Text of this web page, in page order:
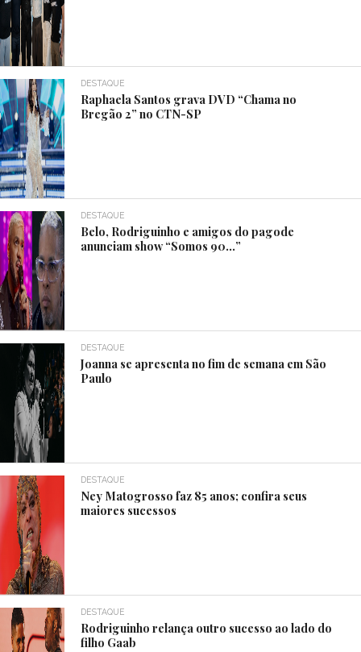
DESTAQUE
Raphaela Santos grava DVD “Chama no
Bregão 2” no CTN-SP
DESTAQUE
Belo, Rodriguinho e amigos do pagode
anunciam show “Somos 90…”
DESTAQUE
Joanna se apresenta no fim de semana em São
Paulo
DESTAQUE
Ney Matogrosso faz 85 anos; confira seus
maiores sucessos
DESTAQUE
Rodriguinho relança outro sucesso ao lado do
filho Gaab